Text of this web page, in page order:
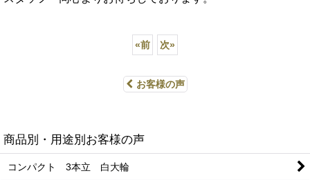
«前 次»
お客様の声
商品別・用途別お客様の声
コンパクト 3本立 白大輪